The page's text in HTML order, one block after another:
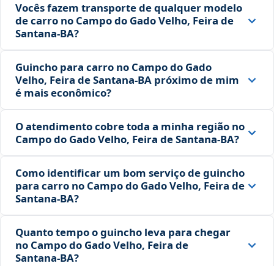
Vocês fazem transporte de qualquer modelo
de carro no Campo do Gado Velho, Feira de
Santana‑BA?
Guincho para carro no Campo do Gado
Velho, Feira de Santana‑BA próximo de mim
é mais econômico?
O atendimento cobre toda a minha região no
Campo do Gado Velho, Feira de Santana‑BA?
Como identificar um bom serviço de guincho
para carro no Campo do Gado Velho, Feira de
Santana‑BA?
Quanto tempo o guincho leva para chegar
no Campo do Gado Velho, Feira de
Santana‑BA?